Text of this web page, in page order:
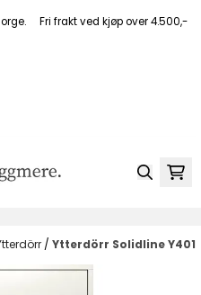
Fri frakt ved kjøp over 4.500,-
/ Ytterdörr Solidline Y401